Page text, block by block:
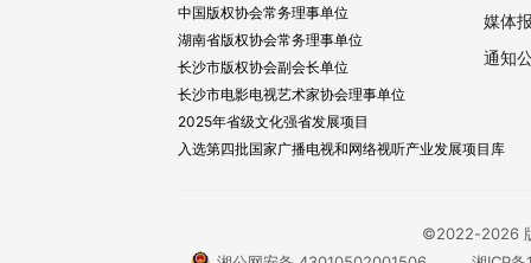
中国版权协会常务理事单位
湖南省版权协会常务理事单位
长沙市版权协会副会长单位
长沙市电影电视艺术家协会理事单位
2025年省级文化强省发展项目
入选第四批国家广播电视和网络视听产业发展项目库
媒体
通知
©2022-2026